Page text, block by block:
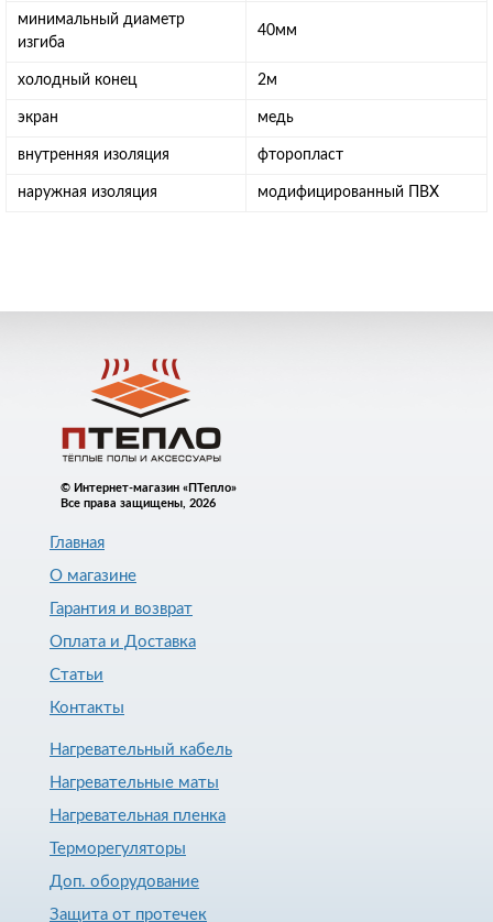
минимальный диаметр
изгиба
40мм
холодный конец 2м
экран медь
внутренняя изоляция фторопласт
наружная изоляция модифицированный ПВХ
© Интернет-магазин «ПТепло»
Все права защищены, 2026
Главная
О магазине
Гарантия и возврат
Оплата и Доставка
Статьи
Контакты
Нагревательный кабель
Нагревательные маты
Нагревательная пленка
Терморегуляторы
Доп. оборудование
Защита от протечек